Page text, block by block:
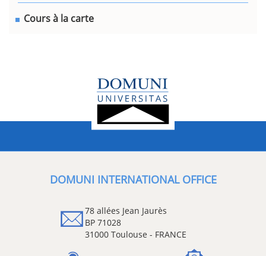
Cours à la carte
DOMUNI INTERNATIONAL OFFICE
78 allées Jean Jaurès
BP 71028
31000 Toulouse - FRANCE